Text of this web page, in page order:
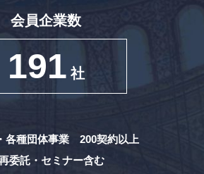
会員企業数
191 社
各種団体事業 200契約以上
委託・セミナー含む